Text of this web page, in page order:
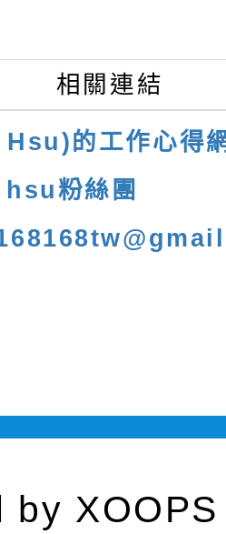
相關連結
的工作心得
粉絲團
by XOOPS